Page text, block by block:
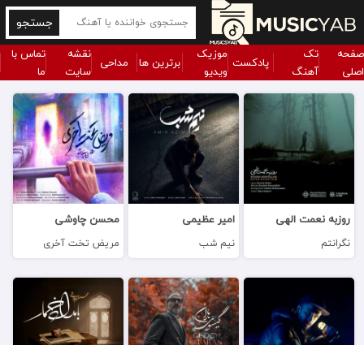
جستجو
صفحه
اصلی
تک
آهنگ
پادکست موزیک
ویدیو
برترین ها مداحی نقشه
سایت
تماس با
ما
روزبه نعمت الهی
نگرانتم
امیر عظیمی
نیم شب
محسن چاوشی
مریض تخت آخری